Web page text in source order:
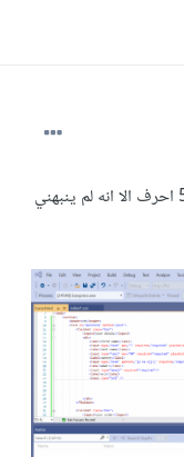
بالرغم من ان شرطي للاسم الاول لا يزيد عن 5 احرف الا انه لم ينبهني